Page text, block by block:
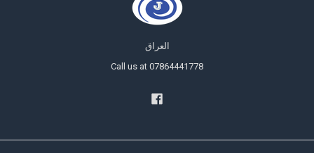
العراق
Call us at 07864441778